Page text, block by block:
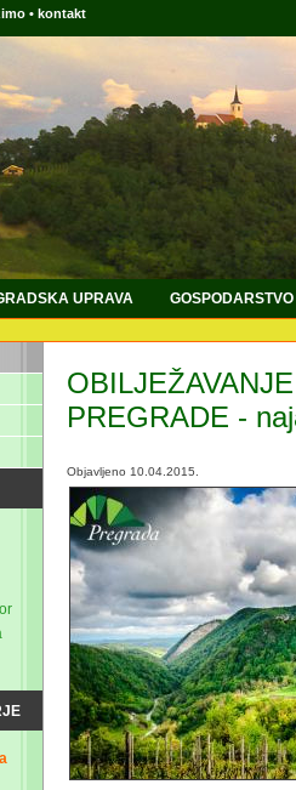
• kontakt
UPRAVA GOSPODARSTVO
PREGRADE -
Objavljeno 10.04.2015.